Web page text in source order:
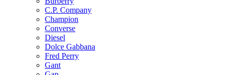
C.P. Company
Champion
Converse
Diesel
Dolce Gabbana
Fred Perry
Gant